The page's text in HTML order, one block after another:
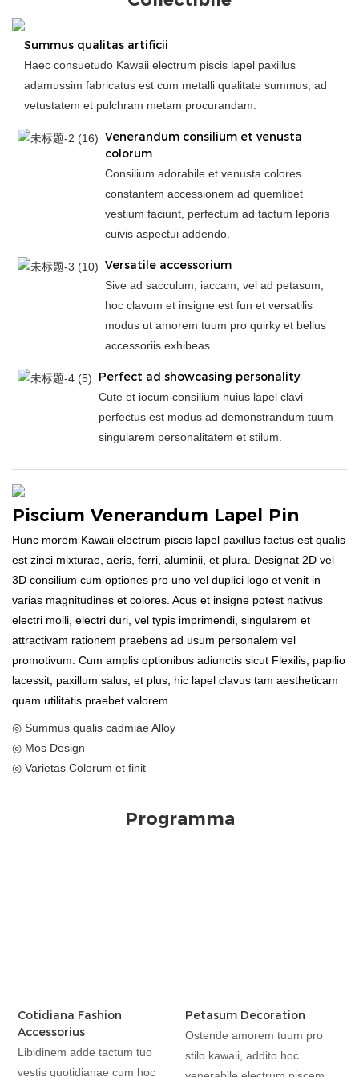
Summus qualitas artificii
Haec consuetudo Kawaii electrum piscis lapel paxillus
adamussim fabricatus est cum metalli qualitate summus, ad
vetustatem et pulchram metam procurandam.
Venerandum consilium et venusta
colorum
Consilium adorabile et venusta colores
constantem accessionem ad quemlibet
vestium faciunt, perfectum ad tactum leporis
cuivis aspectui addendo.
Versatile accessorium
Sive ad sacculum, iaccam, vel ad petasum,
hoc clavum et insigne est fun et versatilis
modus ut amorem tuum pro quirky et bellus
accessoriis exhibeas.
Perfect ad showcasing personality
Cute et iocum consilium huius lapel clavi
perfectus est modus ad demonstrandum tuum
singularem personalitatem et stilum.
Piscium Venerandum Lapel Pin
Hunc morem Kawaii electrum piscis lapel paxillus factus est qualis
est zinci mixturae, aeris, ferri, aluminii, et plura. Designat 2D vel
3D consilium cum optiones pro uno vel duplici logo et venit in
varias magnitudines et colores. Acus et insigne potest nativus
electri molli, electri duri, vel typis imprimendi, singularem et
attractivam rationem praebens ad usum personalem vel
promotivum. Cum amplis optionibus adiunctis sicut Flexilis, papilio
lacessit, paxillum salus, et plus, hic lapel clavus tam aestheticam
quam utilitatis praebet valorem.
◎ Summus qualis cadmiae Alloy
◎ Mos Design
◎ Varietas Colorum et finit
Programma
Cotidiana Fashion
Accessorius
Libidinem adde tactum tuo
vestis quotidianae cum hoc
Petasum Decoration
Ostende amorem tuum pro
stilo kawaii, addito hoc